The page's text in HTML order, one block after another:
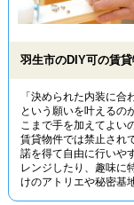
羽生市のDIY可の賃
「決められた内装に合
という願いを叶えるの
こまで手を加えてよい
賃貸物件では禁止され
諾を得て自由に行いや
レンジしたり、趣味に
けのアトリエや秘密基